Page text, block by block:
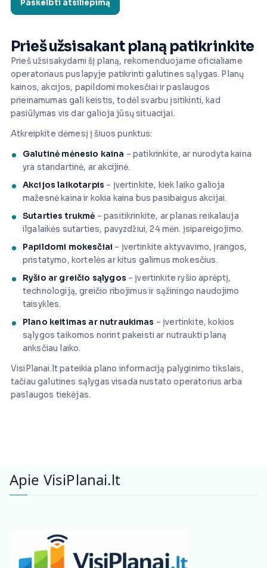
Prieš užsisakant planą patikrinkite
Prieš užsisakydami šį planą, rekomenduojame oficialiame
operatoriaus puslapyje patikrinti galutines sąlygas. Planų
kainos, akcijos, papildomi mokesčiai ir paslaugos
prieinamumas gali keistis, todėl svarbu įsitikinti, kad
pasiūlymas vis dar galioja jūsų situacijai.
Atkreipkite dėmesį į šiuos punktus:
Galutinė mėnesio kaina – patikrinkite, ar nurodyta kaina
yra standartinė, ar akcijinė.
Akcijos laikotarpis – įvertinkite, kiek laiko galioja
mažesnė kaina ir kokia kaina bus pasibaigus akcijai.
Sutarties trukmė – pasitikrinkite, ar planas reikalauja
ilgalaikės sutarties, pavyzdžiui, 24 mėn. įsipareigojimo.
Papildomi mokesčiai – įvertinkite aktyvavimo, įrangos,
pristatymo, kortelės ar kitus galimus mokesčius.
Ryšio ar greičio sąlygos – įvertinkite ryšio aprėptį,
technologiją, greičio ribojimus ir sąžiningo naudojimo
taisykles.
Plano keitimas ar nutraukimas – įvertinkite, kokios
sąlygos taikomos norint pakeisti ar nutraukti planą
anksčiau laiko.
VisiPlanai.lt pateikia plano informaciją palyginimo tikslais,
tačiau galutines sąlygas visada nustato operatorius arba
paslaugos tiekėjas.
Apie VisiPlanai.lt